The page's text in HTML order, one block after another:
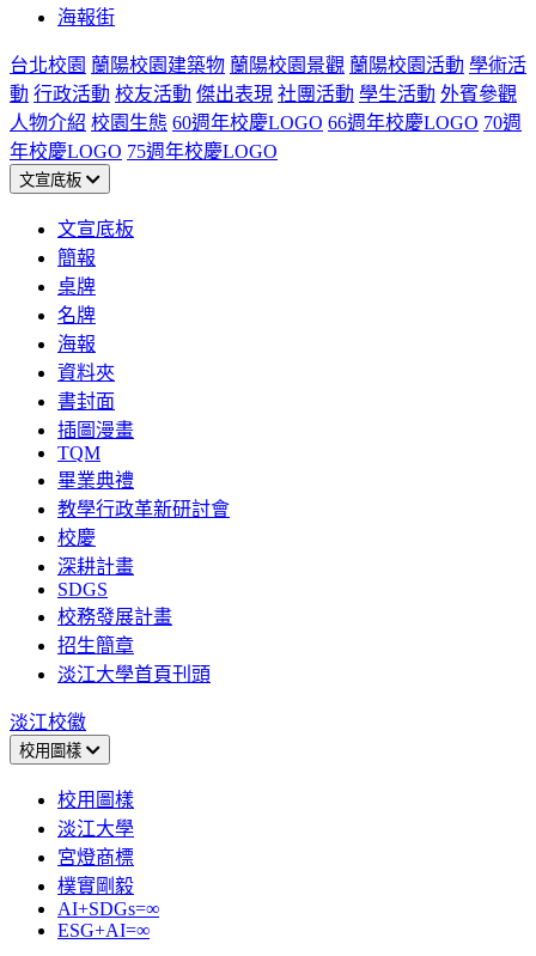
海報街
台北校園 蘭陽校園建築物 蘭陽校園景觀 蘭陽校園活動 學術活
動 行政活動 校友活動 傑出表現 社團活動 學生活動 外賓參觀
人物介紹 校園生態 60週年校慶LOGO 66週年校慶LOGO 70週
年校慶LOGO 75週年校慶LOGO
文宣底板
文宣底板
簡報
桌牌
名牌
海報
資料夾
書封面
插圖漫畫
TQM
畢業典禮
教學行政革新研討會
校慶
深耕計畫
SDGS
校務發展計畫
招生簡章
淡江大學首頁刊頭
淡江校徽
校用圖樣
校用圖樣
淡江大學
宮燈商標
樸實剛毅
AI+SDGs=∞
ESG+AI=∞